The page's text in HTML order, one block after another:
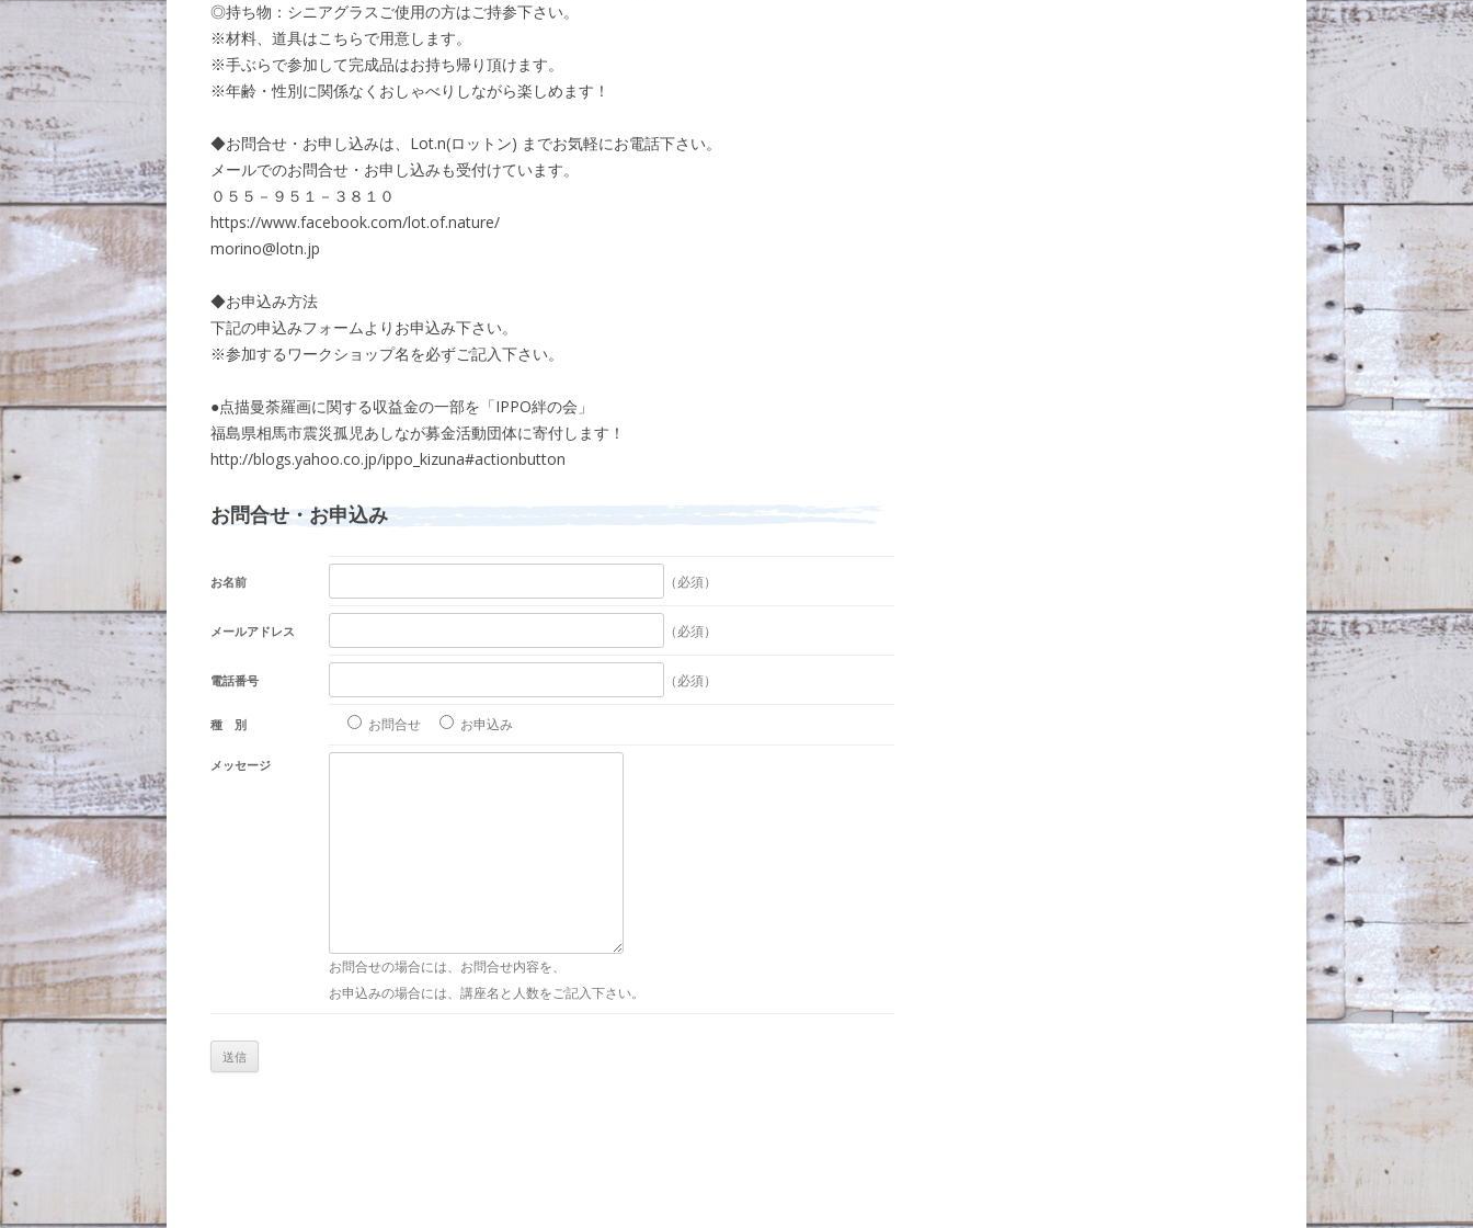
◎持ち物：シニアグラスご使用の方はご持参下さい。
※材料、道具はこちらで用意します。
※手ぶらで参加して完成品はお持ち帰り頂けます。
※年齢・性別に関係なくおしゃべりしながら楽しめます！
◆お問合せ・お申し込みは、Lot.n(ロットン) までお気軽にお電話下さい。
メールでのお問合せ・お申し込みも受付けています。
０５５－９５１－３８１０
https://www.facebook.com/lot.of.nature/
morino@lotn.jp
◆お申込み方法
下記の申込みフォームよりお申込み下さい。
※参加するワークショップ名を必ずご記入下さい。
●点描曼荼羅画に関する収益金の一部を「IPPO絆の会」
福島県相馬市震災孤児あしなが募金活動団体に寄付します！
http://blogs.yahoo.co.jp/ippo_kizuna#actionbutton
お問合せ・お申込み
お名前 （必須）
メールアドレス （必須）
電話番号 （必須）
種 別 お問合せ お申込み
メッセージ
お問合せの場合には、お問合せ内容を、
お申込みの場合には、講座名と人数をご記入下さい。